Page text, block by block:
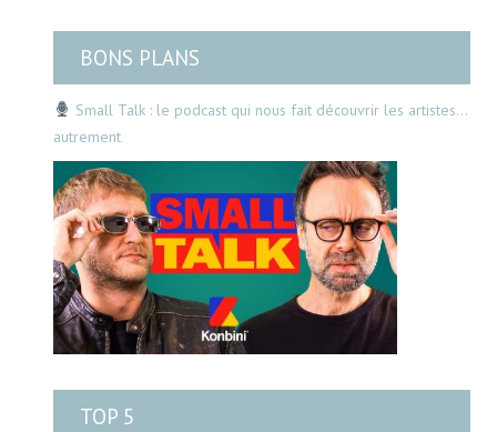
BONS PLANS
Small Talk : le podcast qui nous fait découvrir les artistes…
autrement
TOP 5